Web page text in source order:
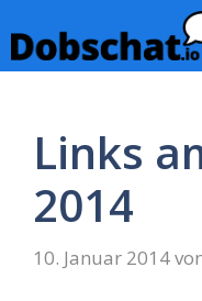
Inhalt
springen
Links
2014
10. Januar 2014